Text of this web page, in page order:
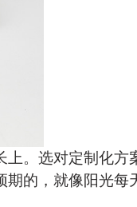
。选对定制化方
期的，就像阳光每